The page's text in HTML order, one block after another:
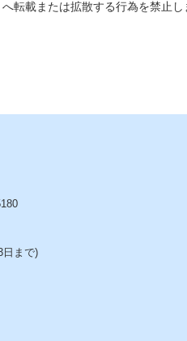
転載または拡散する行為を禁止し
日まで)